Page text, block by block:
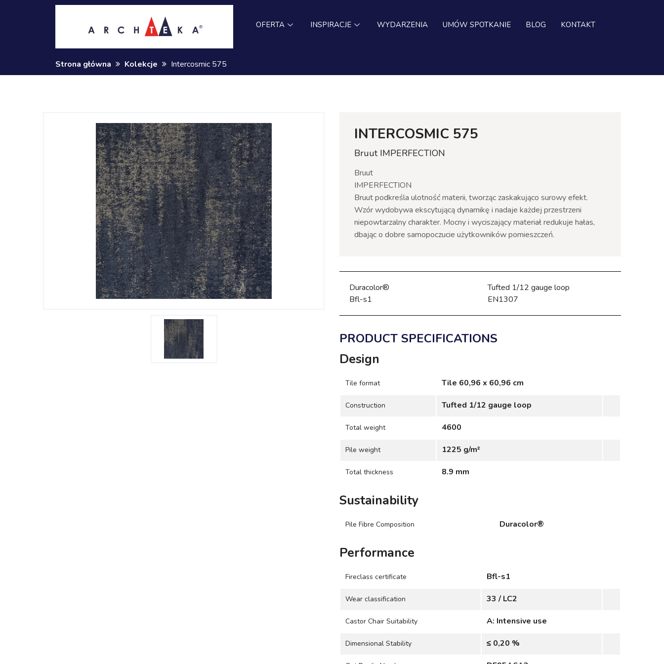
OFERTA INSPIRACJE WYDARZENIA UMÓW SPOTKANIE BLOG KONTAKT
Strona główna Kolekcje Intercosmic 575
INTERCOSMIC 575
Bruut IMPERFECTION
Bruut
IMPERFECTION
Bruut podkreśla ulotność materii, tworząc zaskakująco surowy efekt.
Wzór wydobywa ekscytującą dynamikę i nadaje każdej przestrzeni
niepowtarzalny charakter. Mocny i wyciszający materiał redukuje hałas,
dbając o dobre samopoczucie użytkowników pomieszczeń.
Duracolor®
Tufted 1/12 gauge loop
Bfl-s1
EN1307
PRODUCT SPECIFICATIONS
Design
Tile format Tile 60,96 x 60,96 cm
Construction Tufted 1/12 gauge loop
Total weight 4600
Pile weight 1225 g/m²
Total thickness 8.9 mm
Sustainability
Pile Fibre Composition Duracolor®
Performance
Fireclass certificate Bfl-s1
Wear classification 33 / LC2
Castor Chair Suitability A: Intensive use
Dimensional Stability ≤ 0,20 %